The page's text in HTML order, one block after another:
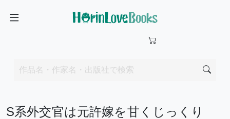
S系外交官は元許嫁を甘くじっくり